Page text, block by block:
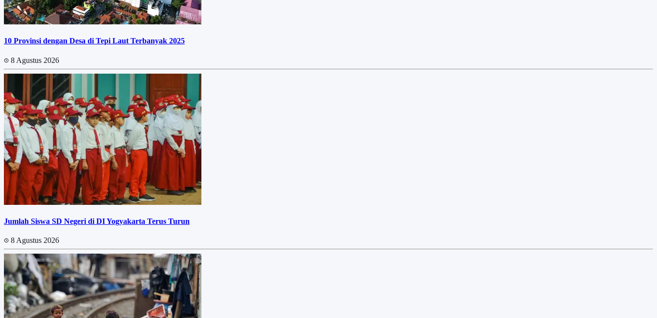
10 Provinsi dengan Desa di Tepi Laut Terbanyak 2025
8 Agustus 2026
Jumlah Siswa SD Negeri di DI Yogyakarta Terus Turun
8 Agustus 2026